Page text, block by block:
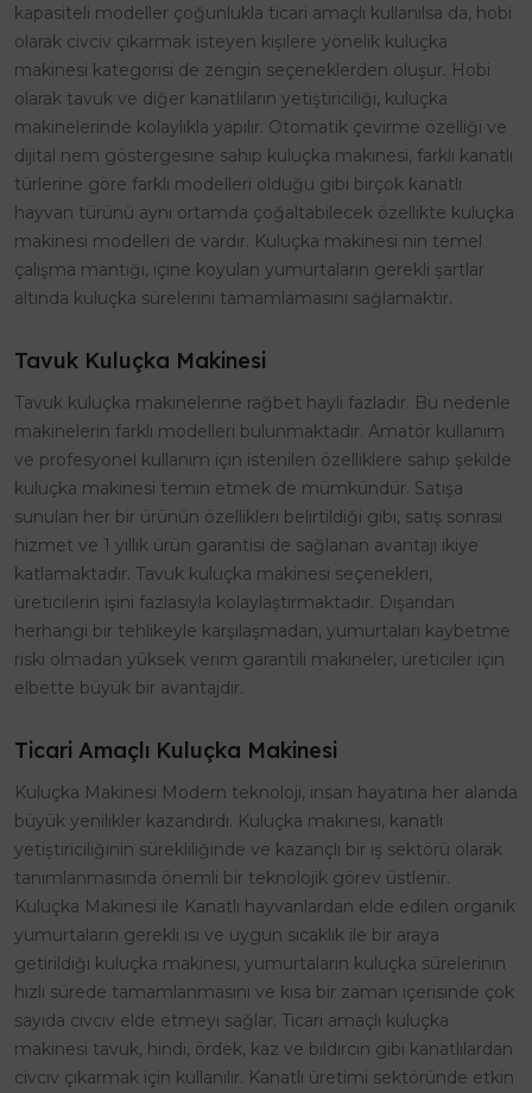
kapasiteli modeller çoğunlukla ticari amaçlı kullanılsa da, hobi
olarak civciv çıkarmak isteyen kişilere yönelik kuluçka
makinesi kategorisi de zengin seçeneklerden oluşur. Hobi
olarak tavuk ve diğer kanatlıların yetiştiriciliği, kuluçka
makinelerinde kolaylıkla yapılır. Otomatik çevirme özelliği ve
dijital nem göstergesine sahip kuluçka makinesi, farklı kanatlı
türlerine göre farklı modelleri olduğu gibi birçok kanatlı
hayvan türünü aynı ortamda çoğaltabilecek özellikte kuluçka
makinesi modelleri de vardır. Kuluçka makinesi nin temel
çalışma mantığı, içine koyulan yumurtaların gerekli şartlar
altında kuluçka sürelerini tamamlamasını sağlamaktır.
Tavuk Kuluçka Makinesi
Tavuk kuluçka makinelerine rağbet hayli fazladır. Bu nedenle
makinelerin farklı modelleri bulunmaktadır. Amatör kullanım
ve profesyonel kullanım için istenilen özelliklere sahip şekilde
kuluçka makinesi temin etmek de mümkündür. Satışa
sunulan her bir ürünün özellikleri belirtildiği gibi, satış sonrası
hizmet ve 1 yıllık ürün garantisi de sağlanan avantajı ikiye
katlamaktadır. Tavuk kuluçka makinesi seçenekleri,
üreticilerin işini fazlasıyla kolaylaştırmaktadır. Dışarıdan
herhangi bir tehlikeyle karşılaşmadan, yumurtaları kaybetme
riski olmadan yüksek verim garantili makineler, üreticiler için
elbette büyük bir avantajdır.
Ticari Amaçlı Kuluçka Makinesi
Kuluçka Makinesi Modern teknoloji, insan hayatına her alanda
büyük yenilikler kazandırdı. Kuluçka makinesi, kanatlı
yetiştiriciliğinin sürekliliğinde ve kazançlı bir iş sektörü olarak
tanımlanmasında önemli bir teknolojik görev üstlenir.
Kuluçka Makinesi ile Kanatlı hayvanlardan elde edilen organik
yumurtaların gerekli ısı ve uygun sıcaklık ile bir araya
getirildiği kuluçka makinesi, yumurtaların kuluçka sürelerinin
hızlı sürede tamamlanmasını ve kısa bir zaman içerisinde çok
sayıda civciv elde etmeyi sağlar. Ticari amaçlı kuluçka
makinesi tavuk, hindi, ördek, kaz ve bıldırcın gibi kanatlılardan
civciv çıkarmak için kullanılır. Kanatlı üretimi sektöründe etkin